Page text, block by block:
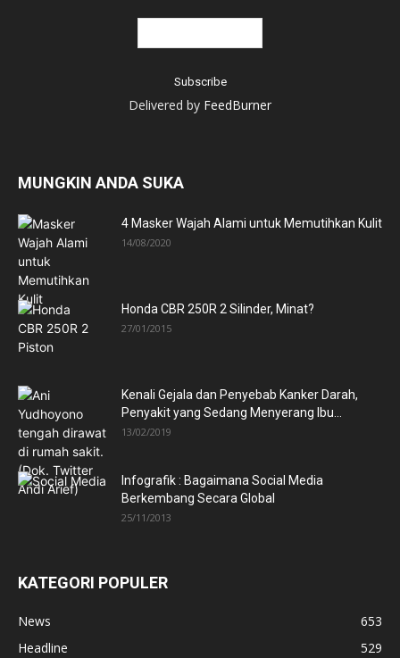
Delivered by FeedBurner
MUNGKIN ANDA SUKA
4 Masker Wajah Alami untuk Memutihkan Kulit
14/08/2020
Honda CBR 250R 2 Silinder, Minat?
27/01/2015
Kenali Gejala dan Penyebab Kanker Darah,
Penyakit yang Sedang Menyerang Ibu...
13/02/2019
Infografik : Bagaimana Social Media
Berkembang Secara Global
25/11/2013
KATEGORI POPULER
News
653
Headline
529